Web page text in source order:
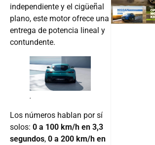
independiente y el cigüeñal
plano, este motor ofrece una
entrega de potencia lineal y
contundente.
.
Los números hablan por sí
solos: 0 a 100 km/h en 3,3
segundos, 0 a 200 km/h en